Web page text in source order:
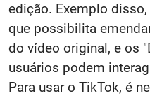
edição. Exemplo
que possibilita
do vídeo original, e os
usuários podem
Para usar o TikTok, é